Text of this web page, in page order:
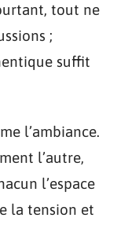
tout ne
;
suffit
l’ambiance.
l’autre,
l’espace
la tension et